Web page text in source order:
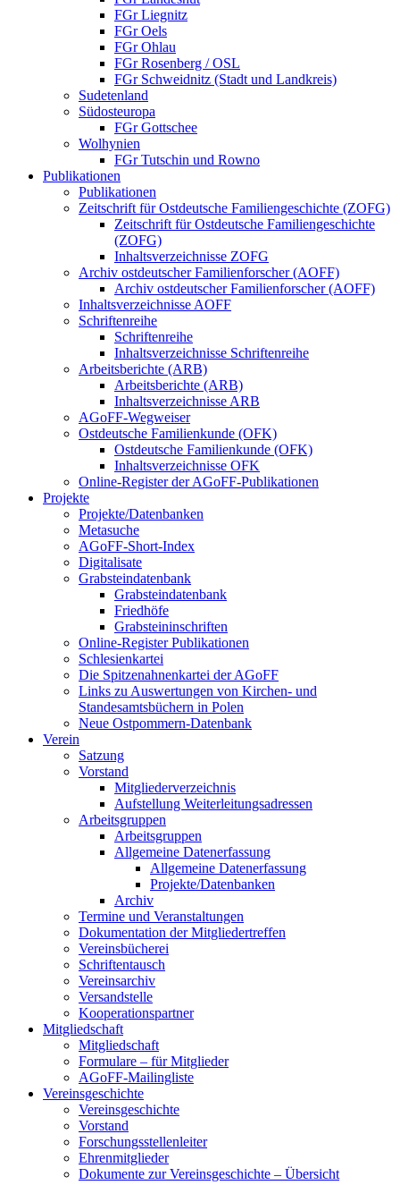
FGr Liegnitz
FGr Oels
FGr Ohlau
FGr Rosenberg / OSL
FGr Schweidnitz (Stadt und Landkreis)
Sudetenland
Südosteuropa
FGr Gottschee
Wolhynien
FGr Tutschin und Rowno
Publikationen
Publikationen
Zeitschrift für Ostdeutsche Familiengeschichte (ZOFG)
Zeitschrift für Ostdeutsche Familiengeschichte
(ZOFG)
Inhaltsverzeichnisse ZOFG
Archiv ostdeutscher Familienforscher (AOFF)
Archiv ostdeutscher Familienforscher (AOFF)
Inhaltsverzeichnisse AOFF
Schriftenreihe
Schriftenreihe
Inhaltsverzeichnisse Schriftenreihe
Arbeitsberichte (ARB)
Arbeitsberichte (ARB)
Inhaltsverzeichnisse ARB
AGoFF-Wegweiser
Ostdeutsche Familienkunde (OFK)
Ostdeutsche Familienkunde (OFK)
Inhaltsverzeichnisse OFK
Online-Register der AGoFF-Publikationen
Projekte
Projekte/Datenbanken
Metasuche
AGoFF-Short-Index
Digitalisate
Grabsteindatenbank
Grabsteindatenbank
Friedhöfe
Grabsteininschriften
Online-Register Publikationen
Schlesienkartei
Die Spitzenahnenkartei der AGoFF
Links zu Auswertungen von Kirchen- und
Standesamtsbüchern in Polen
Neue Ostpommern-Datenbank
Verein
Satzung
Vorstand
Mitgliederverzeichnis
Aufstellung Weiterleitungsadressen
Arbeitsgruppen
Arbeitsgruppen
Allgemeine Datenerfassung
Allgemeine Datenerfassung
Projekte/Datenbanken
Archiv
Termine und Veranstaltungen
Dokumentation der Mitgliedertreffen
Vereinsbücherei
Schriftentausch
Vereinsarchiv
Versandstelle
Kooperationspartner
Mitgliedschaft
Mitgliedschaft
Formulare – für Mitglieder
AGoFF-Mailingliste
Vereinsgeschichte
Vereinsgeschichte
Vorstand
Forschungsstellenleiter
Ehrenmitglieder
Dokumente zur Vereinsgeschichte – Übersicht